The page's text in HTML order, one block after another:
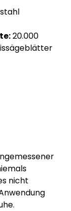
20.000
nicht